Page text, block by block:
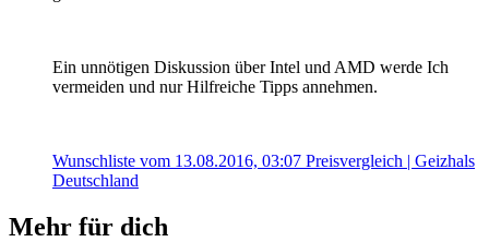
Ein unnötigen Diskussion über Intel und AMD werde Ich
vermeiden und nur Hilfreiche Tipps annehmen.
Wunschliste vom 13.08.2016, 03:07 Preisvergleich | Geizhals
Deutschland
Mehr für dich